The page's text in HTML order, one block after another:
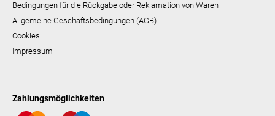
Bedingungen für die Rückgabe oder Reklamation von Waren
Allgemeine Geschäftsbedingungen (AGB)
Cookies
Impressum
Zahlungsmöglichkeiten